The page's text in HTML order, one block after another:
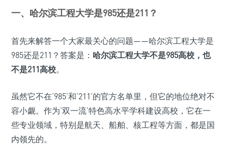
一、哈尔滨工程大学是985还是211？
首先来解答一个大家最关心的问题——哈尔滨工程大学是
985还是211？答案是： 哈尔滨工程大学不是985高校，也
不是211高校。
虽然它不在‘985’和‘211’的官方名单里，但它的地位绝对不
容小觑。作为‘双一流’特色高水平学科建设高校，它在一
些专业领域，特别是航天、船舶、核工程等方面，都是国
内领先的。